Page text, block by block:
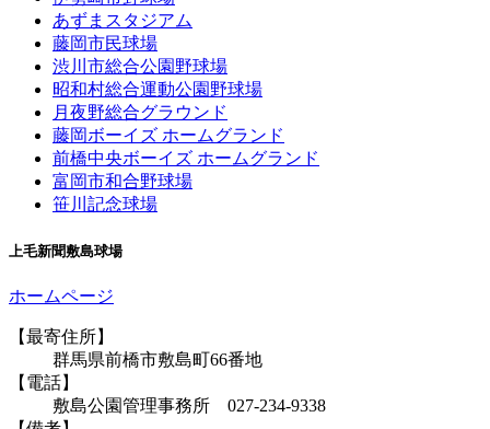
あずまスタジアム
藤岡市民球場
渋川市総合公園野球場
昭和村総合運動公園野球場
月夜野総合グラウンド
藤岡ボーイズ ホームグランド
前橋中央ボーイズ ホームグランド
富岡市和合野球場
笹川記念球場
上毛新聞敷島球場
ホームページ
【最寄住所】
群馬県前橋市敷島町66番地
【電話】
敷島公園管理事務所 027-234-9338